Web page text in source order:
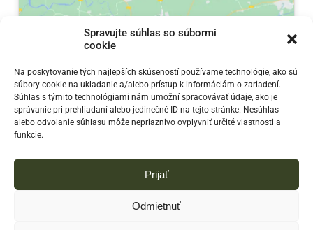
Spravujte súhlas so súbormi
cookie
Na poskytovanie tých najlepších skúseností používame technológie, ako sú
súbory cookie na ukladanie a/alebo prístup k informáciám o zariadení.
Súhlas s týmito technológiami nám umožní spracovávať údaje, ako je
správanie pri prehliadaní alebo jedinečné ID na tejto stránke. Nesúhlas
alebo odvolanie súhlasu môže nepriaznivo ovplyvniť určité vlastnosti a
funkcie.
Prijať
Odmietnuť
Klepnutím přijměte marketingové soubory
cookie a povolte tento obsah